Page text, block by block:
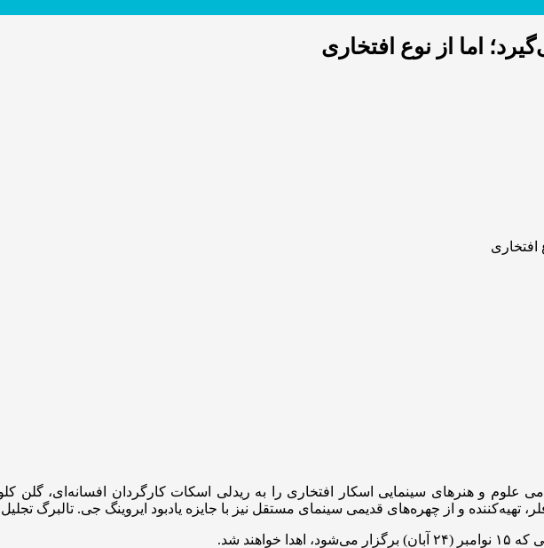
اما از نوع افتخاری
علوم و هنرهای سینمایی اسکار افتخاری را به ریدلی اسکات کارگردان افسانه‌ای، گلن
تهیه‌کننده و از چهره‌های قدیمی سینمای مستقل نیز با جایزه یادبود ایروینگ جی. تالبرگ
شد.